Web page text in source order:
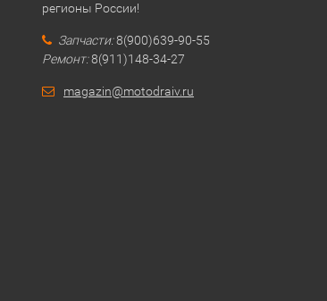
регионы России!
Запчасти:8(900)639-90-55
Ремонт:8(911)148-34-27
magazin@motodraiv.ru